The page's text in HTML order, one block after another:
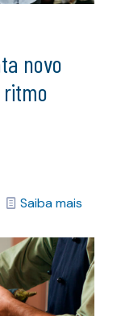
novo
ritmo
Saiba mais